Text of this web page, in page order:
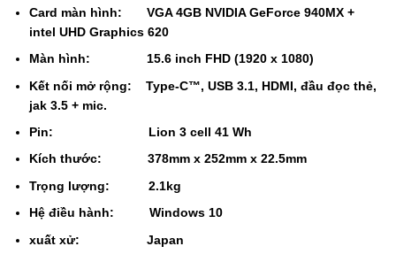
Card màn hình: VGA 4GB NVIDIA GeForce 940MX +
intel UHD Graphics 620
Màn hình: 15.6 inch FHD (1920 x 1080)
Kết nối mở rộng: Type-C™, USB 3.1, HDMI, đầu đọc thẻ,
jak 3.5 + mic.
Pin: Lion 3 cell 41 Wh
Kích thước: 378mm x 252mm x 22.5mm
Trọng lượng: 2.1kg
Hệ điều hành: Windows 10
xuất xử: Japan